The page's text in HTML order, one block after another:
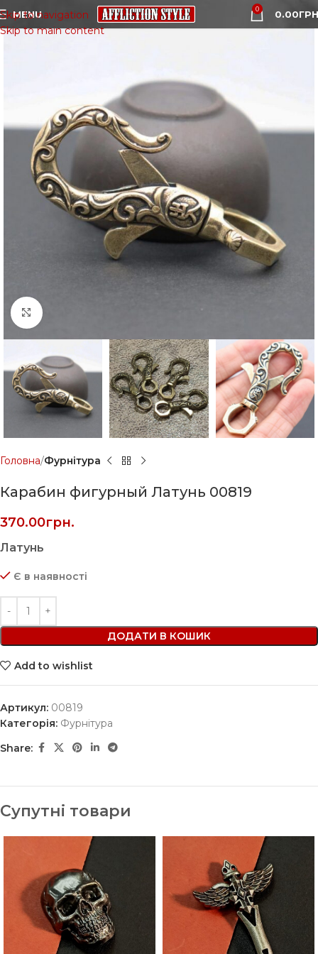
Skip to navigation
Skip to main content
MENU 0 0.00
Click to enlarge
Головна Фурнітура
Карабин фигурный Латунь 00819
370.00грн.
Латунь
Є в наявності
ДОДАТИ В КОШИК
Add to wishlist
Артикул: 00819
Категорія: Фурнітура
Share:
Супутні товари